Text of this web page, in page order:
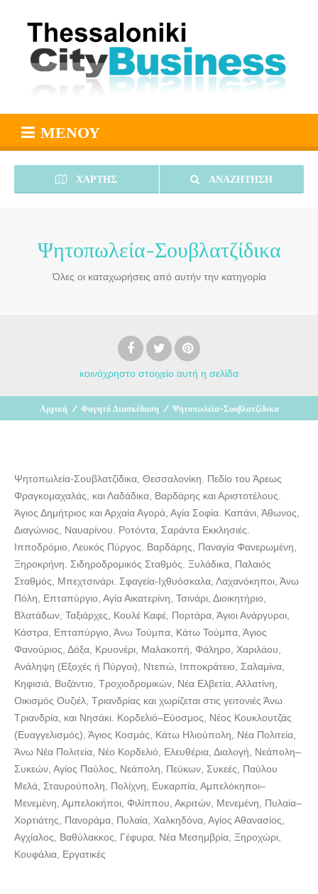
ΜΕΝΟΎ
ΧΆΡΤΗΣ ΑΝΑΖΉΤΗΣΗ
Ψητοπωλεία-Σουβλατζίδικα
Όλες οι καταχωρήσεις από αυτήν την κατηγορία
κοινόχρηστο στοιχείο αυτή η σελίδα
Αρχική / Φαγητό Διασκέδαση / Ψητοπωλεία-Σουβλατζίδικα
Ψητοπωλεία-Σουβλατζίδικα, Θεσσαλονίκη. Πεδίο του Άρεως
Φραγκομαχαλάς, και Λαδάδικα, Βαρδάρης και Αριστοτέλους.
Άγιος Δημήτριος και Αρχαία Αγορά, Αγία Σοφία. Καπάνι, Άθωνος,
Διαγώνιος, Ναυαρίνου. Ροτόντα, Σαράντα Εκκλησιές.
Ιπποδρόμιο, Λευκός Πύργος. Βαρδάρης, Παναγία Φανερωμένη,
Ξηροκρήνη. Σιδηροδρομικός Σταθμός. Ξυλάδικα, Παλαιός
Σταθμός, Μπεχτσινάρι. Σφαγεία-Ιχθυόσκαλα, Λαχανόκηποι, Άνω
Πόλη, Επταπύργιο, Αγία Αικατερίνη, Τσινάρι, Διοικητήριο,
Βλατάδων, Ταξιάρχες, Κουλέ Καφέ, Πορτάρα, Άγιοι Ανάργυροι,
Κάστρα, Επταπύργιο, Άνω Τούμπα, Κάτω Τούμπα, Άγιος
Φανούριος, Δόξα, Κρυονέρι, Μαλακοπή, Φάληρο, Χαριλάου,
Ανάληψη (Εξοχές ή Πύργοι), Ντεπώ, Ιπποκράτειο, Σαλαμίνα,
Κηφισιά, Βυζάντιο, Τροχιοδρομικών, Νέα Ελβετία, Αλλατίνη,
Οικισμός Ουζιέλ, Τριανδρίας και χωρίζεται στις γειτονιές Άνω
Τριανδρία, και Νησάκι. Κορδελιό–Εύοσμος, Νέος Κουκλουτζάς
(Ευαγγελισμός), Άγιος Κοσμάς, Κάτω Ηλιούπολη, Νέα Πολιτεία,
Άνω Νέα Πολιτεία, Νέο Κορδελιό, Ελευθέρια, Διαλογή, Νεάπολη–
Συκεών, Αγίος Παύλος, Νεάπολη, Πεύκων, Συκεές, Παύλου
Μελά, Σταυρούπολη, Πολίχνη, Ευκαρπία, Αμπελόκηποι–
Μενεμένη, Αμπελοκήποι, Φιλίππου, Ακριτών, Μενεμένη, Πυλαία–
Χορτιάτης, Πανοράμα, Πυλαία, Χαλκηδόνα, Αγίος Αθανασίος,
Αγχίαλος, Βαθύλακκος, Γέφυρα, Νέα Μεσημβρία, Ξηροχώρι,
Κουφάλια, Εργατικές